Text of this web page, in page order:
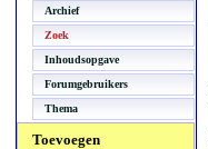
Archief
Zoek
Inhoudsopgave
Forumgebruikers
Thema
Toevoegen